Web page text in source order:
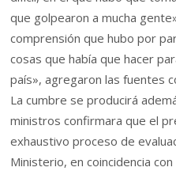
que golpearon a mucha
comprensión que hubo por
cosas que había que hacer
país», agregaron las fuentes
La cumbre se producirá
ministros confirmara que el
exhaustivo proceso de
Ministerio, en coincidencia